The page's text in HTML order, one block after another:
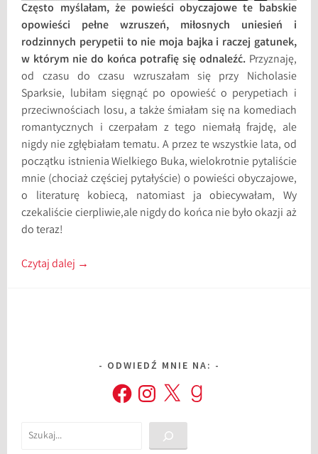
Często myślałam, że powieści obyczajowe te babskie
opowieści pełne wzruszeń, miłosnych uniesień i
rodzinnych perypetii to nie moja bajka i raczej gatunek,
w którym nie do końca potrafię się odnaleźć. Przyznaję,
od czasu do czasu wzruszałam się przy Nicholasie
Sparksie, lubiłam sięgnąć po opowieść o perypetiach i
przeciwnościach losu, a także śmiałam się na komediach
romantycznych i czerpałam z tego niemałą frajdę, ale
nigdy nie zgłębiałam tematu. A przez te wszystkie lata, od
początku istnienia Wielkiego Buka, wielokrotnie pytaliście
mnie (chociaż częściej pytałyście) o powieści obyczajowe,
o literaturę kobiecą, natomiast ja obiecywałam, Wy
czekaliście cierpliwie,ale nigdy do końca nie było okazji aż
do teraz!
Czytaj dalej →
ODWIEDŹ MNIE NA:
FacebookInstagram
X Goodreads
Szukaj